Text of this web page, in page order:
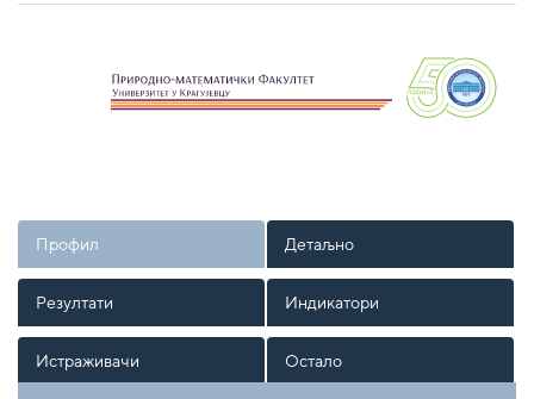
Профил Детаљно
Резултати Индикатори
Истраживачи Остало